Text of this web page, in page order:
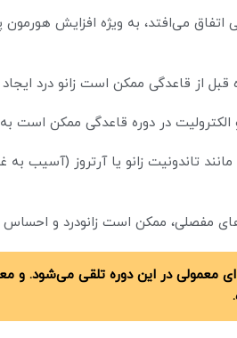
اتفاق می‌افتد، به ویژه افزایش
از قاعدگی ممکن است زانو درد ایجاد
الکترولیت در دوره قاعدگی ممکن است
مانند تاندونیت زانو یا آرتروز
مفصلی، ممکن است زانودرد و احساس
معمولی در این دوره تلقی می‌شود. و